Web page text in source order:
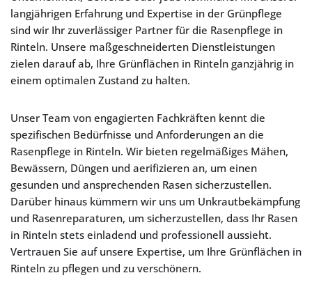
langjährigen Erfahrung und Expertise in der Grünpflege
sind wir Ihr zuverlässiger Partner für die Rasenpflege in
Rinteln. Unsere maßgeschneiderten Dienstleistungen
zielen darauf ab, Ihre Grünflächen in Rinteln ganzjährig in
einem optimalen Zustand zu halten.
Unser Team von engagierten Fachkräften kennt die
spezifischen Bedürfnisse und Anforderungen an die
Rasenpflege in Rinteln. Wir bieten regelmäßiges Mähen,
Bewässern, Düngen und aerifizieren an, um einen
gesunden und ansprechenden Rasen sicherzustellen.
Darüber hinaus kümmern wir uns um Unkrautbekämpfung
und Rasenreparaturen, um sicherzustellen, dass Ihr Rasen
in Rinteln stets einladend und professionell aussieht.
Vertrauen Sie auf unsere Expertise, um Ihre Grünflächen in
Rinteln zu pflegen und zu verschönern.